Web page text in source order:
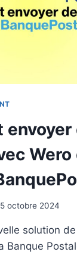
envoyer
octobre 2024
solution
Banque